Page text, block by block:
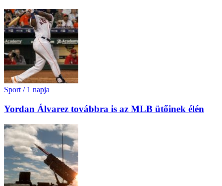
Sport / 1 napja
Yordan Álvarez továbbra is az MLB ütőinek élén